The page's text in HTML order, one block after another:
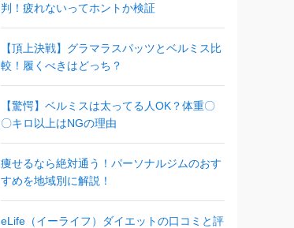
判！疲れないってホントか検証
【頂上決戦】グラマラスパッツとベルミス比
較！履くべきはどっち？
【驚愕】ベルミスは太ってる人OK？体重〇
〇キロ以上はNGの理由
痩せるなら絶対通う！パーソナルジムのおす
すめを地域別に解説！
eLife（イーライフ）ダイエットの口コミと評